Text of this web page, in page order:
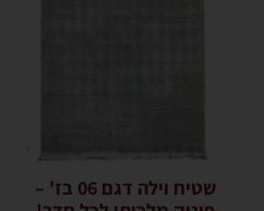
שטיח וילה דגם 06 בז' –